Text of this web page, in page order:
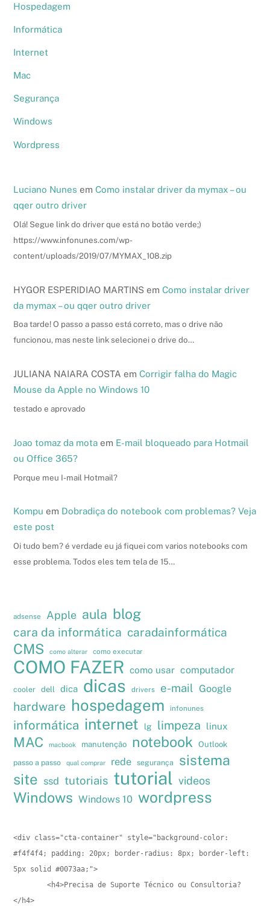
Hospedagem
Informática
Internet
Mac
Segurança
Windows
Wordpress
Luciano Nunes emComo instalar driver da mymax – ou
qqer outro driver
Olá! Segue link do driver que está no botão verde;)
https://www.infonunes.com/wp-
content/uploads/2019/07/MYMAX_108.zip
HYGOR ESPERIDIAO MARTINS emComo instalar driver
da mymax – ou qqer outro driver
Boa tarde! O passo a passo está correto, mas o drive não
funcionou, mas neste link selecionei o drive do…
JULIANA NAIARA COSTA emCorrigir falha do Magic
Mouse da Apple no Windows 10
testado e aprovado
Joao tomaz da mota em E-mail bloqueado para Hotmail
ou Office 365?
Porque meu I-mail Hotmail?
Kompu em Dobradiça do notebook com problemas? Veja
este post
Oi tudo bem? é verdade eu já fiquei com varios notebooks com
esse problema. Todos eles tem tela de 15…
adsense Apple aula blog
cara da informática caradainformática
CMS como alterar como executar
COMO FAZER como usar computador
cooler dell dica dicas drivers e-mail Google
hardware hospedagem infonunes
informática internet lg limpeza linux
MAC macbook manutenção notebook
Outlook
passo a passo
qual comprar rede segurança sistema
site ssd tutoriais tutorial videos
Windows Windows 10 wordpress
<div class="cta-container" style="background-color:
#f4f4f4; padding: 20px; border-radius: 8px; border-left:
5px solid #0073aa;">
        <h4>Precisa de Suporte Técnico ou Consultoria?
</h4>